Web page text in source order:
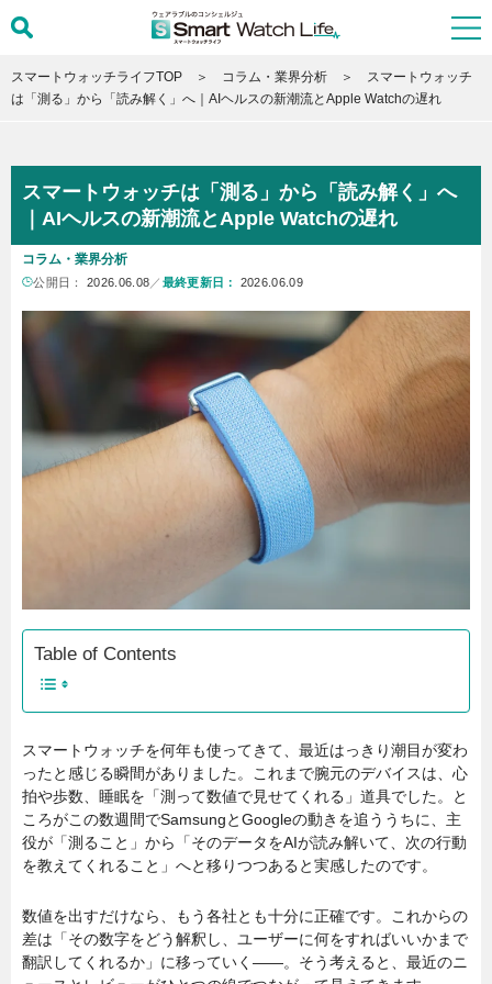
スマートウォッチライフTOP コラム・業界分析
スマートウォッチ
は「測る」から「読み解く」へ｜AIヘルスの新潮流とApple Watchの遅れ
スマートウォッチは「測る」から「読み解く」へ
｜AIヘルスの新潮流とApple Watchの遅れ
コラム・業界分析
公開日： 2026.06.08 ／ 最終更新日： 2026.06.09
Table of Contents
スマートウォッチを何年も使ってきて、最近はっきり潮目が変わ
ったと感じる瞬間がありました。これまで腕元のデバイスは、心
拍や歩数、睡眠を「測って数値で見せてくれる」道具でした。と
ころがこの数週間でSamsungとGoogleの動きを追ううちに、主
役が「測ること」から「そのデータをAIが読み解いて、次の行動
を教えてくれること」へと移りつつあると実感したのです。
数値を出すだけなら、もう各社とも十分に正確です。これからの
差は「その数字をどう解釈し、ユーザーに何をすればいいかまで
翻訳してくれるか」に移っていく――。そう考えると、最近のニ